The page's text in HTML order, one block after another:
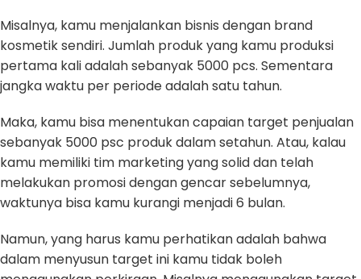
Misalnya, kamu menjalankan bisnis dengan brand
kosmetik sendiri. Jumlah produk yang kamu produksi
pertama kali adalah sebanyak 5000 pcs. Sementara
jangka waktu per periode adalah satu tahun.
Maka, kamu bisa menentukan capaian target penjualan
sebanyak 5000 psc produk dalam setahun. Atau, kalau
kamu memiliki tim marketing yang solid dan telah
melakukan promosi dengan gencar sebelumnya,
waktunya bisa kamu kurangi menjadi 6 bulan.
Namun, yang harus kamu perhatikan adalah bahwa
dalam menyusun target ini kamu tidak boleh